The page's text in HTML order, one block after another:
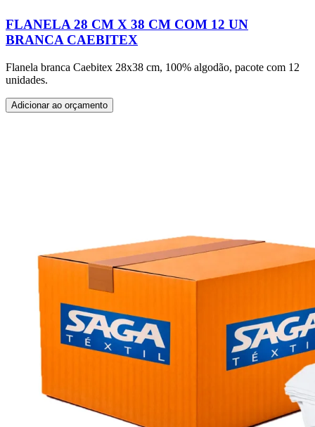
FLANELA 28 CM X 38 CM COM 12 UN
BRANCA CAEBITEX
Flanela branca Caebitex 28x38 cm, 100% algodão, pacote com 12
unidades.
Adicionar ao orçamento